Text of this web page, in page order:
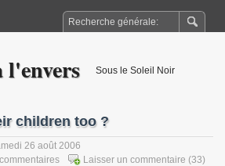
l'envers Sous le Soleil Noir
children too ?
26 août 2006
Laisser un commentaire (33)